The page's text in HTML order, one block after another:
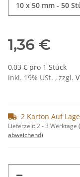
10 x 50 mm - 50
1,36 €
0,03 € pro 1 Stück
inkl. 19% USt. , zzgl.
2 Karton Auf
Lieferzeit:2 - 3 Werktage
abweichend)